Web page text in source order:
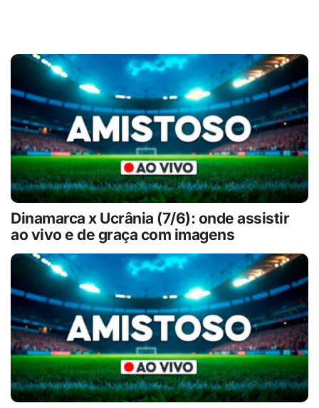
Dinamarca x Ucrânia (7/6): onde assistir
ao vivo e de graça com imagens